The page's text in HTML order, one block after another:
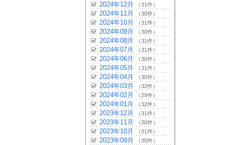
2024年12月 （31件）
2024年11月 （30件）
2024年10月 （31件）
2024年09月 （30件）
2024年08月 （31件）
2024年07月 （31件）
2024年06月 （30件）
2024年05月 （31件）
2024年04月 （30件）
2024年03月 （32件）
2024年02月 （29件）
2024年01月 （32件）
2023年12月 （31件）
2023年11月 （30件）
2023年10月 （31件）
2023年09月 （30件）